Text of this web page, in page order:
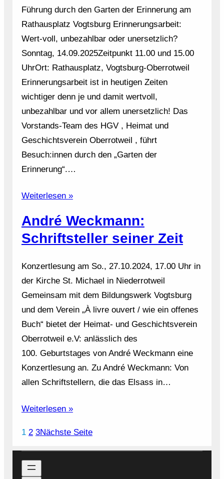
Führung durch den Garten der Erinnerung am
Rathausplatz Vogtsburg Erinnerungsarbeit:
Wert-voll, unbezahlbar oder unersetzlich?
Sonntag, 14.09.2025Zeitpunkt 11.00 und 15.00
UhrOrt: Rathausplatz, Vogtsburg-Oberrotweil
Erinnerungsarbeit ist in heutigen Zeiten
wichtiger denn je und damit wertvoll,
unbezahlbar und vor allem unersetzlich! Das
Vorstands-Team des HGV , Heimat und
Geschichtsverein Oberrotweil , führt
Besuch:innen durch den „Garten der
Erinnerung“.…
Weiterlesen »
André Weckmann:
Schriftsteller seiner Zeit
Konzertlesung am So., 27.10.2024, 17.00 Uhr in
der Kirche St. Michael in Niederrotweil
Gemeinsam mit dem Bildungswerk Vogtsburg
und dem Verein „À livre ouvert / wie ein offenes
Buch“ bietet der Heimat- und Geschichtsverein
Oberrotweil e.V: anlässlich des
100. Geburtstages von André Weckmann eine
Konzertlesung an. Zu André Weckmann: Von
allen Schriftstellern, die das Elsass in…
Weiterlesen »
1 2 3Nächste Seite